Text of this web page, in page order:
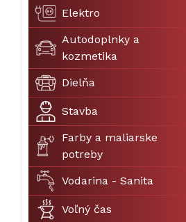
Elektro
Autodoplnky a
kozmetika
Dielňa
Stavba
Farby a maliarske
potreby
Vodarina - Sanita
Voľný čas